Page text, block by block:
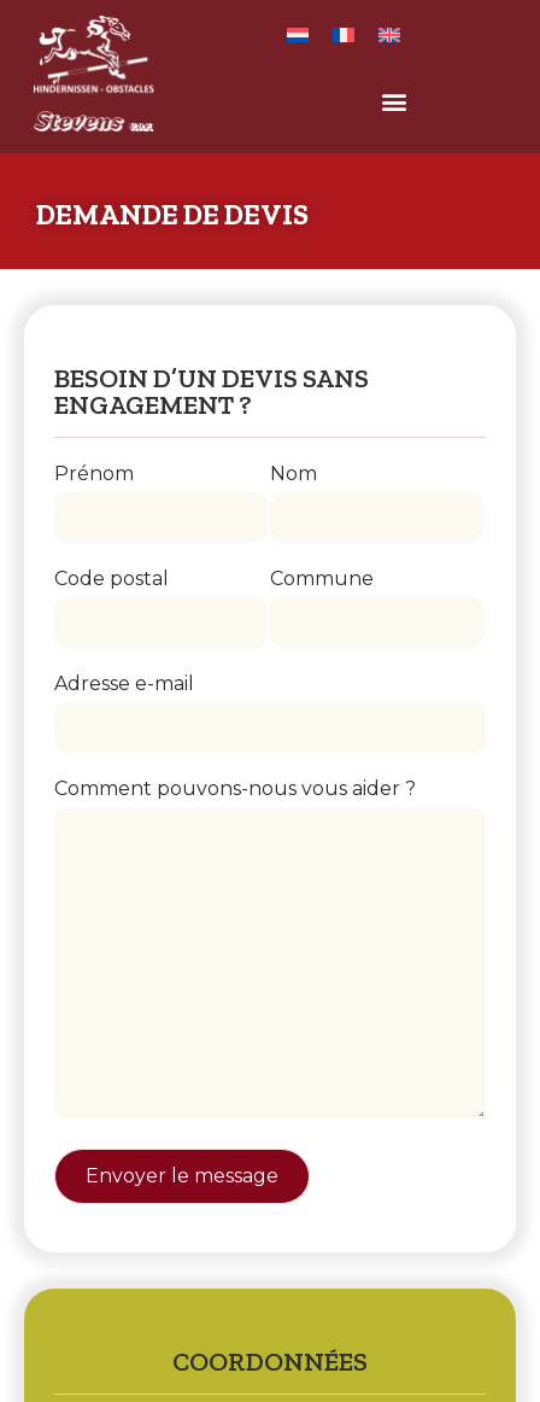
DEMANDE DE DEVIS
BESOIN D’UN DEVIS SANS
ENGAGEMENT ?
Prénom Nom
Code postal Commune
Adresse e-mail
Comment pouvons-nous vous aider ?
COORDONNÉES